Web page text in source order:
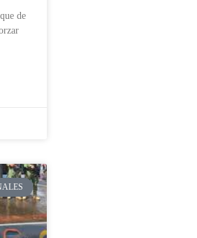
de